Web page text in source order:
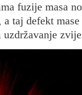
fuzije masa
taj defekt